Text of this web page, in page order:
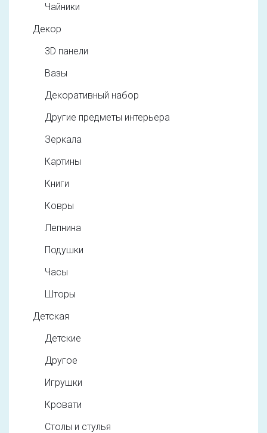
Чайники
Декор
3D панели
Вазы
Декоративный набор
Другие предметы интерьера
Зеркала
Картины
Книги
Ковры
Лепнина
Подушки
Часы
Шторы
Детская
Детские
Другое
Игрушки
Кровати
Столы и стулья